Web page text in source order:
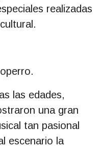
realizadas
las edades,
una gran
tan pasional
escenario la